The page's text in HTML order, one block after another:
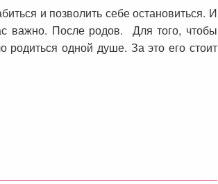
и позволить себе остановиться. И
важно. После родов. Для того, чтобы
одной душе. За это его стоит